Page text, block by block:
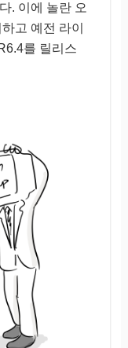
. 이에 놀란 오
고 예전 라이
를 릴리스